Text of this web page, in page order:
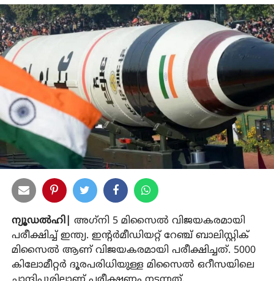
ന്യൂഡല്‍ഹി|
അഗ്‌നി 5 മിസൈല്‍ വിജയകരമായി
പരീക്ഷിച്ച് ഇന്ത്യ. ഇന്റര്‍മീഡിയറ്റ് റേഞ്ച് ബാലിസ്റ്റിക്
മിസൈല്‍ ആണ് വിജയകരമായി പരീക്ഷിച്ചത്. 5000
കിലോമീറ്റര്‍ ദൂരപരിധിയുള്ള മിസൈല്‍ ഒറീസയിലെ